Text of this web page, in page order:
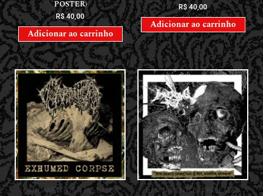
POSTER)
R$40,00
Adicionar ao carrinho
R$40,00
Adicionar ao carrinho
LANÇAMENTOS // RELEASES LANÇAMENTOS // RELEASES